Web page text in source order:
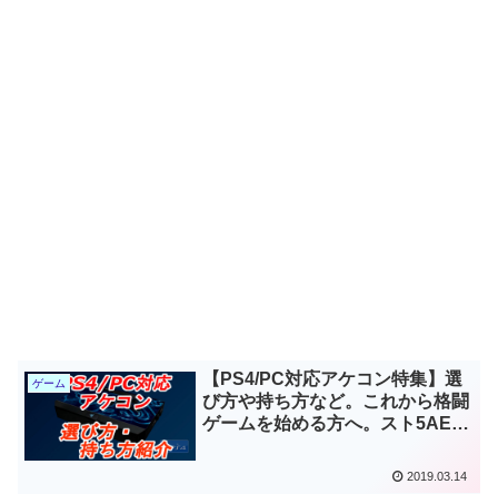
ゲーム
【PS4/PC対応アケコン特集】選
び方や持ち方など。これから格闘
ゲームを始める方へ。スト5AE、
2019.03.14